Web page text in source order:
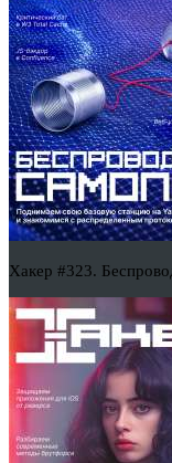
Хакер #323.